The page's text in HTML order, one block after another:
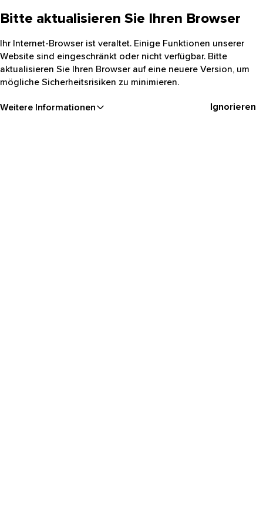
Bitte aktualisieren Sie Ihren Browser
Ihr Internet-Browser ist veraltet. Einige Funktionen unserer
Website sind eingeschränkt oder nicht verfügbar. Bitte
aktualisieren Sie Ihren Browser auf eine neuere Version, um
mögliche Sicherheitsrisiken zu minimieren.
Weitere Informationen Ignorieren